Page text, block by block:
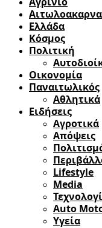
Ελλάδα
Κόσμος
Πολιτική
Οικονομία
Παναιτωλικός
Αθλητικά
Ειδήσεις
Αγροτικά
Απόψεις
Lifestyle
Media
Auto
Υγεία